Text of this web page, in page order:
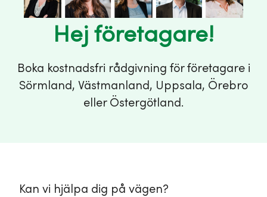
Hej företagare!
Boka kostnadsfri rådgivning för företagare i
Sörmland, Västmanland, Uppsala, Örebro
eller Östergötland.
Kan vi hjälpa dig på vägen?